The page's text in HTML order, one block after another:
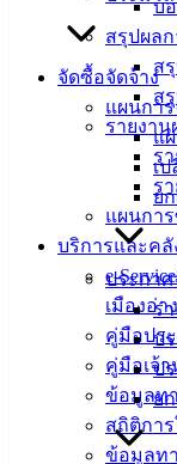
บ
สรุปผล
ส
ส
รายงา
ร
ร
แผนกา
บริการและค
e-
เมืองอ่า
คู่มือปร
คู่มือเจ้
ข้อมูลท
สถิติกา
ข้อมูลท
จัดซื้อจัดจ้าง
แผนกา
แ
เ
ย
ประกา
ร่
ป
ป
ย
องค์
(Knowledge
Management)
เทศบาล
สายตรง
ประวัติ
เทศบาล
ผู้บริหาร
หัวหน้า